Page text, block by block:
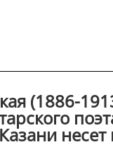
(1886-